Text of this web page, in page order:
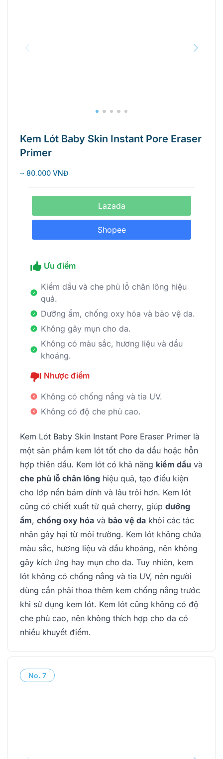
Kem Lót Baby Skin Instant Pore Eraser
Primer
~ 80.000 VNĐ
Lazada
Shopee
Ưu điểm
Kiềm dầu và che phủ lỗ chân lông hiệu
quả.
Dưỡng ẩm, chống oxy hóa và bảo vệ da.
Không gây mụn cho da.
Không có màu sắc, hương liệu và dầu
khoáng.
Nhược điểm
Không có chống nắng và tia UV.
Không có độ che phủ cao.
Kem Lót Baby Skin Instant Pore Eraser Primer là
một sản phẩm kem lót tốt cho da dầu hoặc hỗn
hợp thiên dầu. Kem lót có khả năng kiềm dầu và
che phủ lỗ chân lông hiệu quả, tạo điều kiện
cho lớp nền bám dính và lâu trôi hơn. Kem lót
cũng có chiết xuất từ quả cherry, giúp dưỡng
ẩm, chống oxy hóa và bảo vệ da khỏi các tác
nhân gây hại từ môi trường. Kem lót không chứa
màu sắc, hương liệu và dầu khoáng, nên không
gây kích ứng hay mụn cho da. Tuy nhiên, kem
lót không có chống nắng và tia UV, nên người
dùng cần phải thoa thêm kem chống nắng trước
khi sử dụng kem lót. Kem lót cũng không có độ
che phủ cao, nên không thích hợp cho da có
nhiều khuyết điểm.
No. 7